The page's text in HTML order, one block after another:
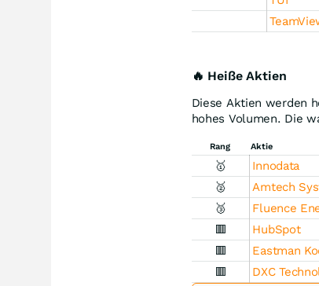
🔥 Heiße Aktien
Diese Aktien werden
hohes Volumen. Die
Rang Aktie
🥇 Innodata
🥈
Amtech
🥉
Fluence
🟥
HubSpot
🟥
Eastman
🟥
DXC